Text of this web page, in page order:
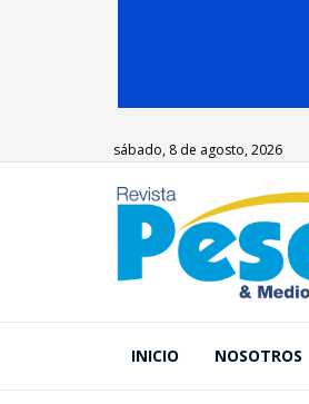
sábado, 8 de agosto, 2026
INICIO NOSOTROS